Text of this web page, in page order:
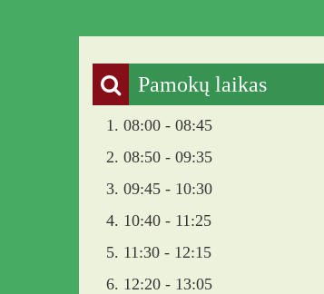
Pamokų laikas
1. 08:00 - 08:45
2. 08:50 - 09:35
3. 09:45 - 10:30
4. 10:40 - 11:25
5. 11:30 - 12:15
6. 12:20 - 13:05